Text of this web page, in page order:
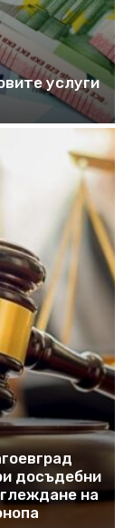
услуги
досъдебни
на